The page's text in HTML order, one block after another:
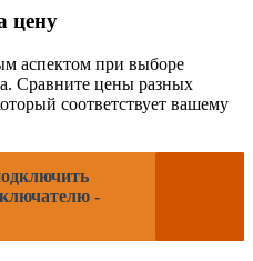
цену
аспектом при выборе
Сравните цены разных
соответствует вашему
-